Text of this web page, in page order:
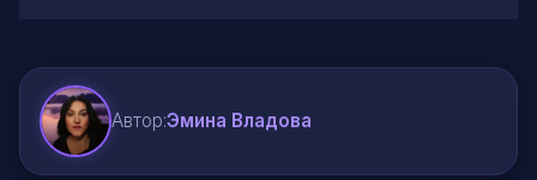
Автор:Эмина Владова